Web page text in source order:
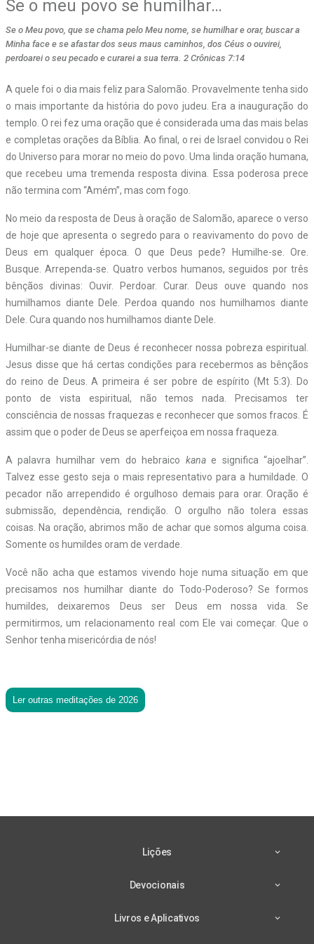
Se o meu povo se humilhar…
Se o Meu povo, que se chama pelo Meu nome, se humilhar e orar, buscar a
Minha face e se afastar dos seus maus caminhos, dos Céus o ouvirei,
perdoarei o seu pecado e curarei a sua terra. 2 Crônicas 7:14
A quele foi o dia mais feliz para Salomão. Provavelmente tenha sido
o mais importante da história do povo judeu. Era a inauguração do
templo. O rei fez uma oração que é considerada uma das mais belas
e completas orações da Bíblia. Ao final, o rei de Israel convidou o Rei
do Universo para morar no meio do povo. Uma linda oração humana,
que recebeu uma tremenda resposta divina. Essa poderosa prece
não termina com “Amém”, mas com fogo.
No meio da resposta de Deus à oração de Salomão, aparece o verso
de hoje que apresenta o segredo para o reavivamento do povo de
Deus em qualquer época. O que Deus pede? Humilhe-se. Ore.
Busque. Arrependa-se. Quatro verbos humanos, seguidos por três
bênçãos divinas: Ouvir. Perdoar. Curar. Deus ouve quando nos
humilhamos diante Dele. Perdoa quando nos humilhamos diante
Dele. Cura quando nos humilhamos diante Dele.
Humilhar-se diante de Deus é reconhecer nossa pobreza espiritual.
Jesus disse que há certas condições para recebermos as bênçãos
do reino de Deus. A primeira é ser pobre de espírito (Mt 5:3). Do
ponto de vista espiritual, não temos nada. Precisamos ter
consciência de nossas fraquezas e reconhecer que somos fracos. É
assim que o poder de Deus se aperfeiçoa em nossa fraqueza.
A palavra humilhar vem do hebraico kanae significa “ajoelhar”.
Talvez esse gesto seja o mais representativo para a humildade. O
pecador não arrependido é orgulhoso demais para orar. Oração é
submissão, dependência, rendição. O orgulho não tolera essas
coisas. Na oração, abrimos mão de achar que somos alguma coisa.
Somente os humildes oram de verdade.
Você não acha que estamos vivendo hoje numa situação em que
precisamos nos humilhar diante do Todo-Poderoso? Se formos
humildes, deixaremos Deus ser Deus em nossa vida. Se
permitirmos, um relacionamento real com Ele vai começar. Que o
Senhor tenha misericórdia de nós!
Ler outras meditações de 2026
Lições
Devocionais
Livros e Aplicativos